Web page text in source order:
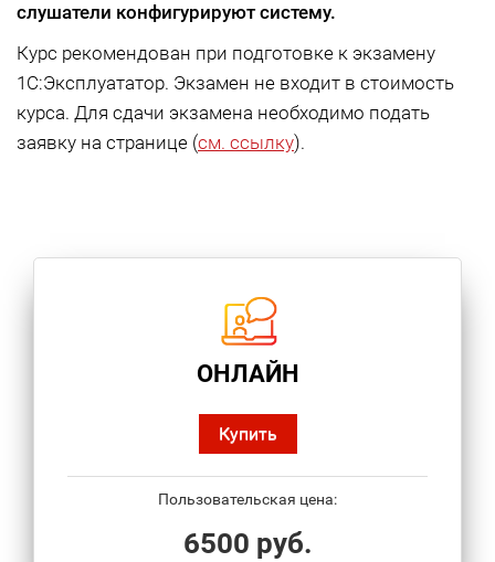
слушатели конфигурируют систему.
Курс рекомендован при подготовке к экзамену
1C:Эксплуататор. Экзамен не входит в стоимость
курса. Для сдачи экзамена необходимо подать
заявку на странице (см. ссылку).
ОНЛАЙН
Купить
Пользовательская цена:
6500 руб.